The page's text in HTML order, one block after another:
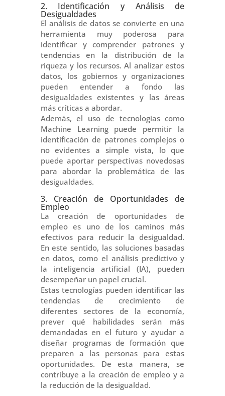
2. Identificación y Análisis de
Desigualdades
El análisis de datos se convierte en una
herramienta muy poderosa para
identificar y comprender patrones y
tendencias en la distribución de la
riqueza y los recursos. Al analizar estos
datos, los gobiernos y organizaciones
pueden entender a fondo las
desigualdades existentes y las áreas
más críticas a abordar.
Además, el uso de tecnologías como
Machine Learning puede permitir la
identificación de patrones complejos o
no evidentes a simple vista, lo que
puede aportar perspectivas novedosas
para abordar la problemática de las
desigualdades.
3. Creación de Oportunidades de
Empleo
La creación de oportunidades de
empleo es uno de los caminos más
efectivos para reducir la desigualdad.
En este sentido, las soluciones basadas
en datos, como el análisis predictivo y
la inteligencia artificial (IA), pueden
desempeñar un papel crucial.
Estas tecnologías pueden identificar las
tendencias de crecimiento de
diferentes sectores de la economía,
prever qué habilidades serán más
demandadas en el futuro y ayudar a
diseñar programas de formación que
preparen a las personas para estas
oportunidades. De esta manera, se
contribuye a la creación de empleo y a
la reducción de la desigualdad.